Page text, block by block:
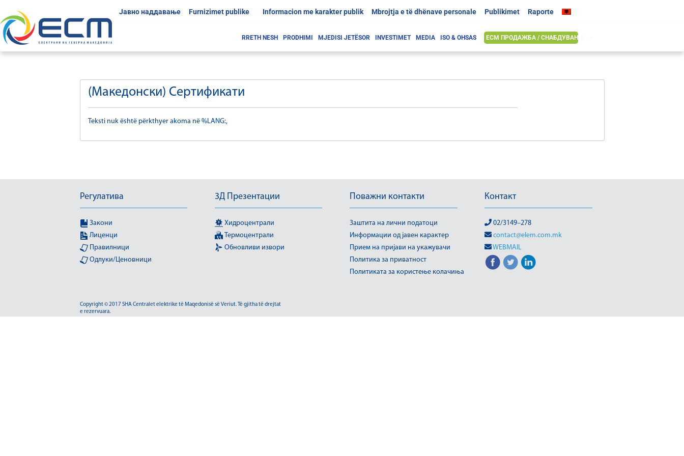
Јавно наддавање Furnizimet publike Informacion me karakter publik Mbrojtja e të dhënave personale Publikimet Raporte
RRETH NESH PRODHIMI MJEDISI JETËSOR INVESTIMET MEDIA ISO & OHSAS ЕСМ ПРОДАЖБА / СНАБДУВАЊЕ
(Македонски) Сертификати
Teksti nuk është përkthyer akoma në %LANG:,
Регулатива
Закони
Лиценци
Правилници
Одлуки/Ценовници
3Д Презентации
Хидроцентрали
Термоцентрали
Обновливи извори
Поважни контакти
Заштита на лични податоци
Информации од јавен карактер
Прием на пријави на укажувачи
Политика за приватност
Политиката за користење колачиња
Контакт
02/3149–278
contact@elem.com.mk
WEBMAIL
Copyright © 2017 SHA Centralet elektrike të Maqedonisë së Veriut. Të gjitha të drejtat
e rezervuara.